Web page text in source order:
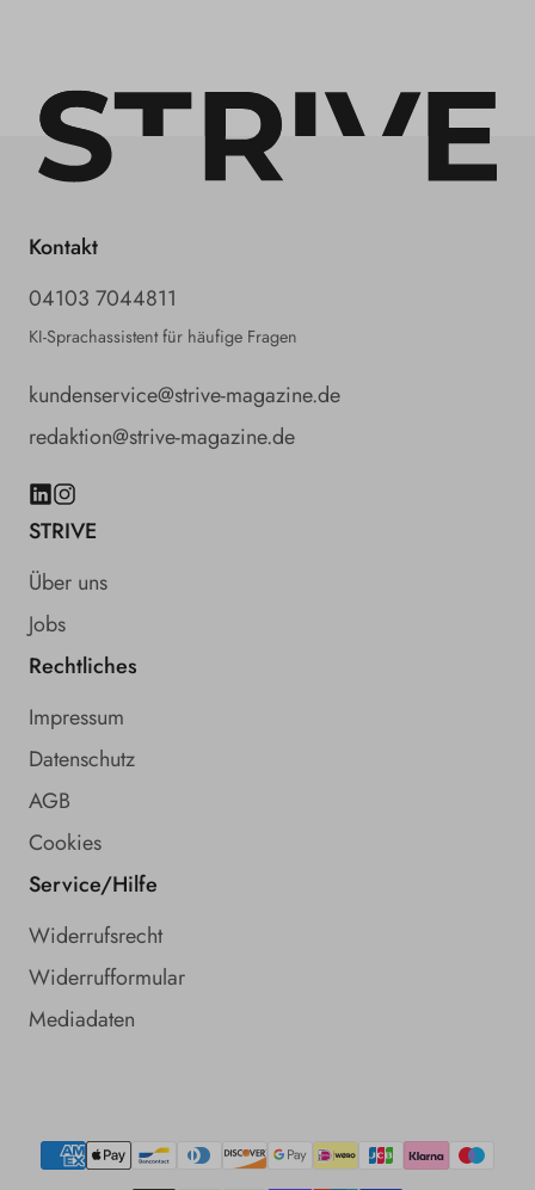
Kontakt
04103 7044811
KI-Sprachassistent für häufige Fragen
kundenservice@strive-magazine.de
redaktion@strive-magazine.de
LinkedIn
Instagram
STRIVE
Über uns
Jobs
Rechtliches
Impressum
Datenschutz
AGB
Cookies
Service/Hilfe
Widerrufsrecht
Widerrufformular
Mediadaten
Zahlungsmethoden